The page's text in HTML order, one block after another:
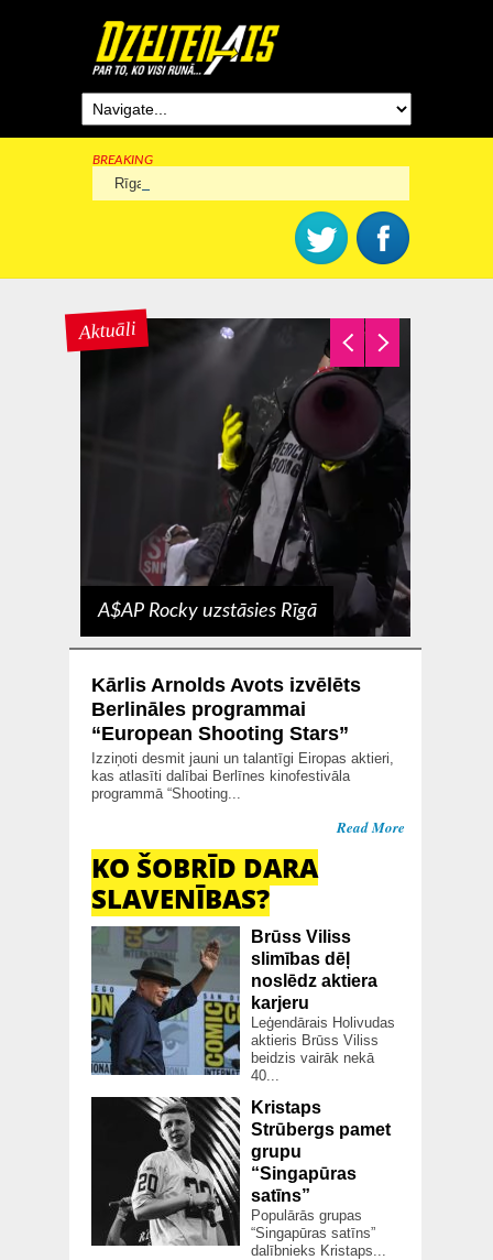
BREAKING
Rīga šogad svinēs 825. dzimšanas dienu
Aktuāli
A$AP Rocky uzstāsies Rīgā
Kārlis Arnolds Avots izvēlēts
Berlināles programmai
“European Shooting Stars”
Izziņoti desmit jauni un talantīgi Eiropas aktieri,
kas atlasīti dalībai Berlīnes kinofestivāla
programmā “Shooting...
Read More
KO ŠOBRĪD DARA
SLAVENĪBAS?
Brūss Viliss
slimības dēļ
noslēdz aktiera
karjeru
Leģendārais Holivudas
aktieris Brūss Viliss
beidzis vairāk nekā
40...
Kristaps
Strūbergs pamet
grupu
“Singapūras
satīns”
Populārās grupas
“Singapūras satīns”
dalībnieks Kristaps...